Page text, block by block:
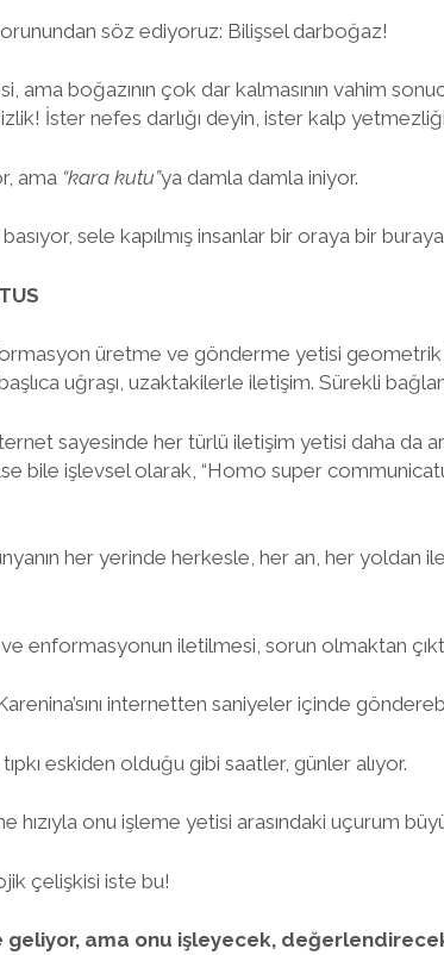
söz ediyoruz: Bilişsel darboğaz!
ama boğazının çok dar kalmasının vahim
İster nefes darlığı deyin, ister kalp
ama “kara kutu”ya damla damla iniyor.
sele kapılmış insanlar bir oraya bir
üretme ve gönderme yetisi geometrik
uğraşı, uzaktakilerle iletişim. Sürekli
sayesinde her türlü iletişim yetisi daha da
bile işlevsel olarak, “Homo super
her yerinde herkesle, her an, her yoldan
enformasyonun iletilmesi, sorun olmaktan
internetten saniyeler içinde
eskiden olduğu gibi saatler, günler alıyor.
hızıyla onu işleme yetisi arasındaki uçurum
çelişkisi iste bu!
ama onu işleyecek,